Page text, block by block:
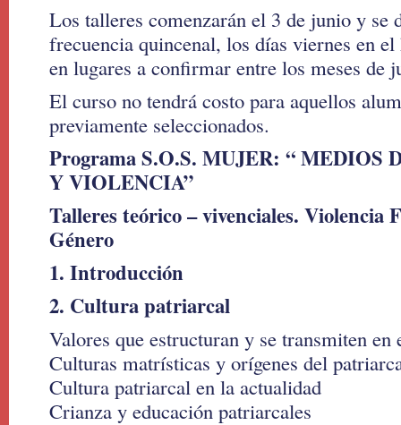
Los talleres comenzarán el 3 de junio y se
frecuencia quincenal, los días viernes en
en lugares a confirmar entre los meses de
El curso no tendrá costo para aquellos
previamente seleccionados.
Programa S.O.S. MUJER: “ MEDIOS
Y VIOLENCIA”
Talleres teórico – vivenciales. Violencia
Género
1. Introducción
2. Cultura patriarcal
Valores que estructuran y se transmiten en
Culturas matrísticas y orígenes del
Cultura patriarcal en la actualidad
Crianza y educación patriarcales